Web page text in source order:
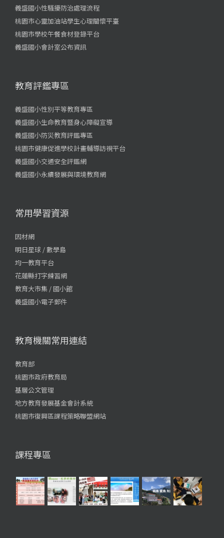
義盛國小性騷擾防治處理流程
桃園市心靈加油站學生心理關懷平臺
桃園市學校午餐食材登錄平台
義盛國小會計室公布資訊
教育評鑑專區
義盛國小性別平等教育專區
義盛國小生命教育暨身心障礙宣導
義盛國小防災教育評鑑專區
桃園市健康促進學校計畫輔導訪視平台
義盛國小交通安全評鑑網
義盛國小永續發展與環境教育網
常用學習資源
因材網
明日星球 / 數學島
均一教育平台
花蓮縣打字練習網
教育大市集 / 國小館
義盛國小電子郵件
教育機關常用連結
教育部
桃園市政府教育局
基層公文管理
地方教育發展基金會計系統
桃園市復興區課程策略聯盟網站
課程專區